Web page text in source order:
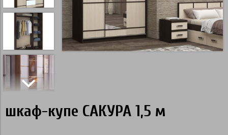
шкаф-купе САКУРА 1,5 м